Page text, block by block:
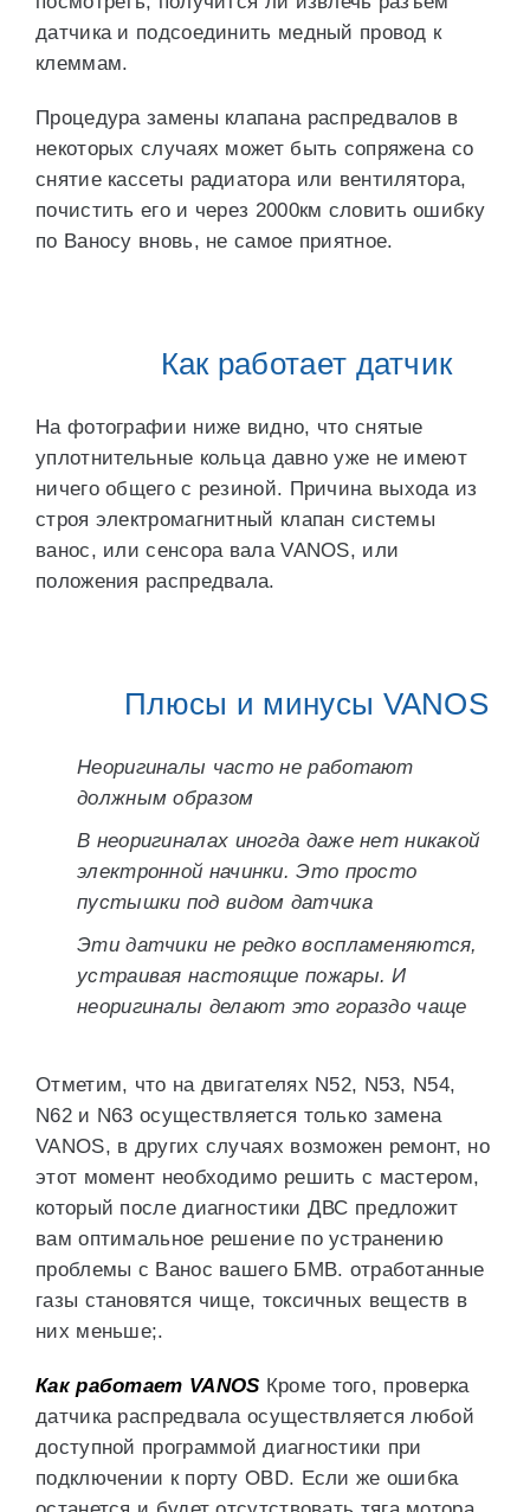
датчика и подсоединить медный провод к
клеммам.
Процедура замены клапана распредвалов в
некоторых случаях может быть сопряжена со
снятие кассеты радиатора или вентилятора,
почистить его и через 2000км словить ошибку
по Ваносу вновь, не самое приятное.
Как работает датчик
На фотографии ниже видно, что снятые
уплотнительные кольца давно уже не имеют
ничего общего с резиной. Причина выхода из
строя электромагнитный клапан системы
ванос, или сенсора вала VANOS, или
положения распредвала.
Плюсы и минусы VANOS
Неоригиналы часто не работают
должным образом
В неоригиналах иногда даже нет никакой
электронной начинки. Это просто
пустышки под видом датчика
Эти датчики не редко воспламеняются,
устраивая настоящие пожары. И
неоригиналы делают это гораздо чаще
Отметим, что на двигателях N52, N53, N54,
N62 и N63 осуществляется только замена
VANOS, в других случаях возможен ремонт, но
этот момент необходимо решить с мастером,
который после диагностики ДВС предложит
вам оптимальное решение по устранению
проблемы с Ванос вашего БМВ. отработанные
газы становятся чище, токсичных веществ в
них меньше;.
Как работает VANOS Кроме того, проверка
датчика распредвала осуществляется любой
доступной программой диагностики при
подключении к порту OBD. Если же ошибка